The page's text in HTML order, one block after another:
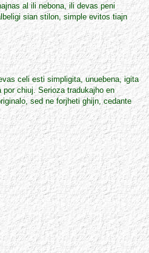
al ili nebona, ili devas peni
sian stilon, simple evitos tiajn
celi esti simpligita, unuebena, igita
chiuj. Serioza tradukajho en
sed ne forjheti ghijn, cedante